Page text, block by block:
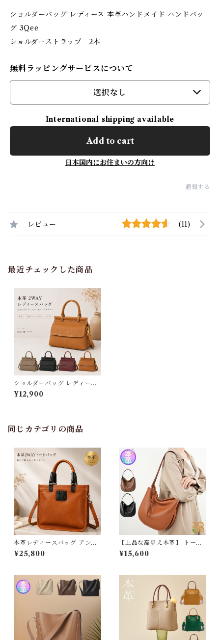
ショルダーバッグ レディース 本革ハンドメイド ハンドバッ
グ 3Qee
ショルダーストラップ 2本
無料ラッピングサービスについて
選択なし
International shipping available
Add to cart
日本国内にお住まいの方向け
通報する
レビュー (11)
最近チェックした商品
ショルダーバッグ レディース
本革 通勤 大人可愛い 斜めがけ
軽量 バッグ ハンドメイド 小さ
e
¥12,900
同じカテゴリの商品
本革レディースバッグ アンテ
ィークデザイン 牛革 型押し ハ
ンドバッグ ハンドメイド 本革
ゼント 送料無料 237170_ee
¥25,800
【上品な高見え本革】 トート
バッグ レディース 大きめ 軽い
牛革 ハンドバッグ 斜めがけ シ
ネス スクエア ファスナー付き
レザー かばん ポケット 豊富
柔らかい 自立 ギフト プレゼン
ト 3Qee 392522_qz
¥15,600